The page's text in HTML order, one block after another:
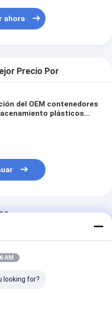
ahora
Precio Por
del OEM contenedores
plásticos
AM
looking for?